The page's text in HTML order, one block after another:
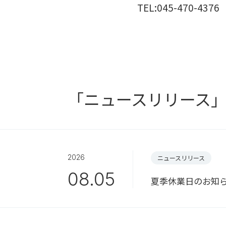
TEL:045-470-4376
「ニュースリリース
2026
08.05
ニュースリリース
夏季休業日のお知